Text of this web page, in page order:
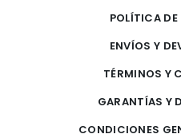
POLÍTICA
ENVÍOS Y
TÉRMINOS Y
GARANTÍAS Y
CONDICIONES